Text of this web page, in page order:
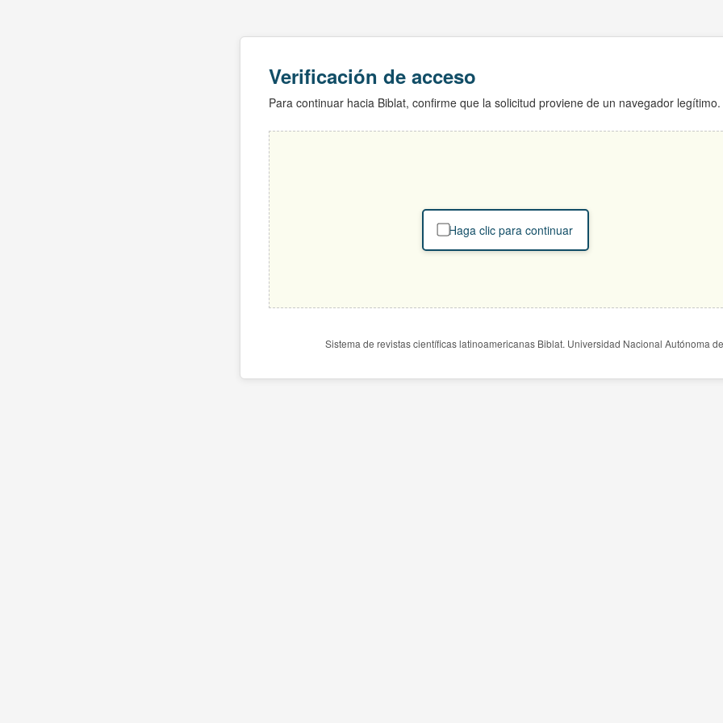
Verificación de acceso
Para continuar hacia Biblat, confirme que la solicitud proviene de un navegador legítimo.
Haga clic para continuar
Sistema de revistas científicas latinoamericanas Biblat. Universidad Nacional Autónoma